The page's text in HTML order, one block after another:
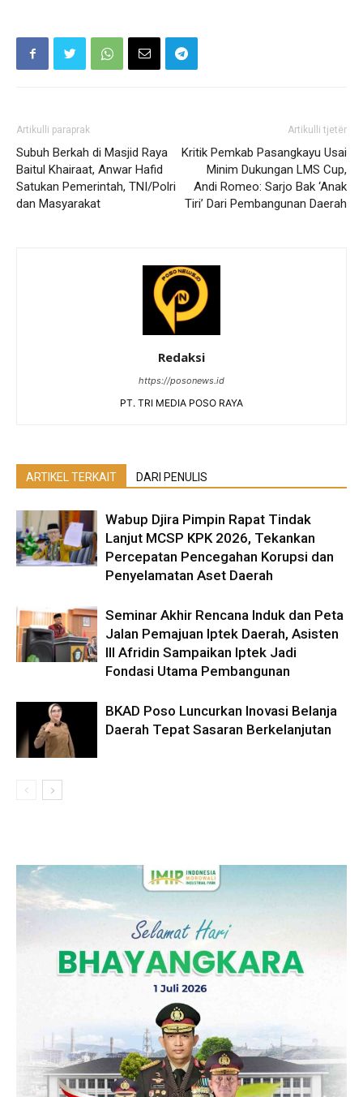
Artikulli paraprak
‎Subuh Berkah di Masjid Raya
Baitul Khairaat, Anwar Hafid
Satukan Pemerintah, TNI/Polri
dan Masyarakat
Artikulli tjetër
Kritik Pemkab Pasangkayu Usai
Minim Dukungan LMS Cup,
Andi Romeo: Sarjo Bak ‘Anak
Tiri’ Dari Pembangunan Daerah
Redaksi
https://posonews.id
PT. TRI MEDIA POSO RAYA
ARTIKEL TERKAIT DARI PENULIS
Wabup Djira Pimpin Rapat Tindak
Lanjut MCSP KPK 2026, Tekankan
Percepatan Pencegahan Korupsi dan
Penyelamatan Aset Daerah
Seminar Akhir Rencana Induk dan Peta
Jalan Pemajuan Iptek Daerah, Asisten
III Afridin Sampaikan Iptek Jadi
Fondasi Utama Pembangunan
BKAD Poso Luncurkan Inovasi Belanja
Daerah Tepat Sasaran Berkelanjutan